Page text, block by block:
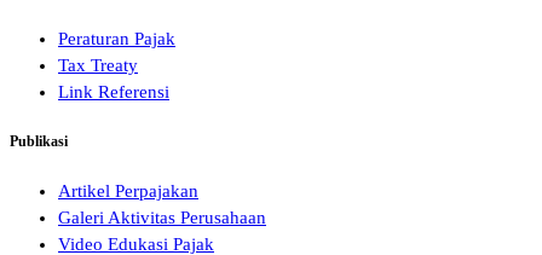
Peraturan Pajak
Tax Treaty
Link Referensi
Publikasi
Artikel Perpajakan
Galeri Aktivitas Perusahaan
Video Edukasi Pajak